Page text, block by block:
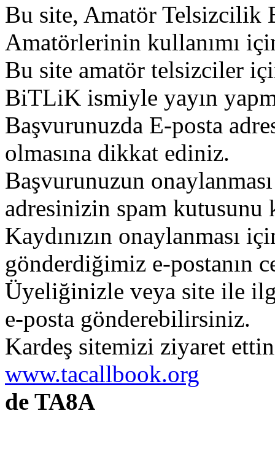
Bu site, Amatör Telsizcilik
Amatörlerinin kullanımı
Bu site amatör telsizciler
BiTLiK ismiyle yayın
Başvurunuzda E-posta
olmasına dikkat ediniz.
Başvurunuzun
adresinizin spam
Kaydınızın onaylanması
gönderdiğimiz e-postanın
Üyeliğinizle veya site ile
e-posta gönderebilirsiniz.
Kardeş sitemizi ziyaret
www.tacallbook.org
de TA8A